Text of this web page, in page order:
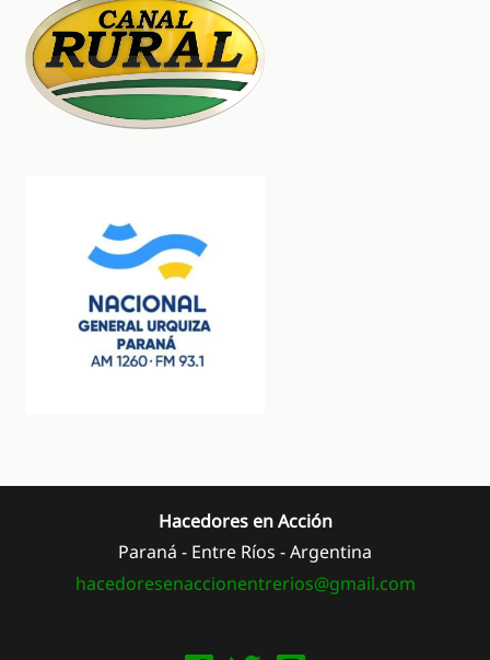
Hacedores en Acción
Paraná - Entre Ríos - Argentina
hacedoresenaccionentrerios@gmail.com